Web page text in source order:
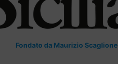
Fondato da Maurizio Scaglione